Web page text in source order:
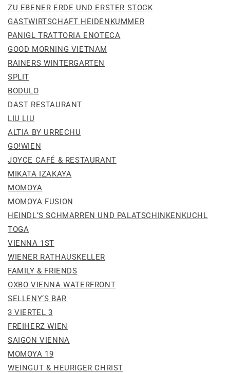
ZU EBENER ERDE UND ERSTER STOCK
GASTWIRTSCHAFT HEIDENKUMMER
PANIGL TRATTORIA ENOTECA
GOOD MORNING VIETNAM
RAINERS WINTERGARTEN
SPLIT
BODULO
DAST RESTAURANT
LIU LIU
ALTIA BY URRECHU
GO!WIEN
JOYCE CAFÉ & RESTAURANT
MIKATA IZAKAYA
MOMOYA
MOMOYA FUSION
HEINDL‘S SCHMARREN UND PALATSCHINKENKUCHL
TOGA
VIENNA 1ST
WIENER RATHAUSKELLER
FAMILY & FRIENDS
OXBO VIENNA WATERFRONT
SELLENY‘S BAR
3 VIERTEL 3
FREIHERZ WIEN
SAIGON VIENNA
MOMOYA 19
WEINGUT & HEURIGER CHRIST